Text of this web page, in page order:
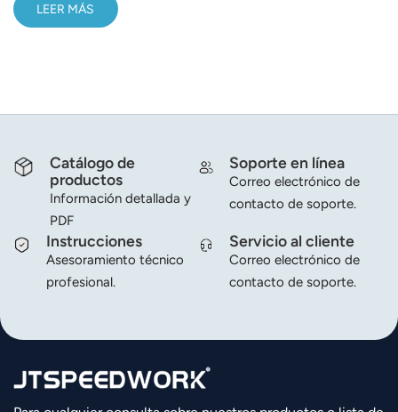
LEER MÁS
Catálogo de
productos
Información detallada y
PDF
Soporte en línea
Correo electrónico de
contacto de soporte.
Instrucciones
Asesoramiento técnico
profesional.
Servicio al cliente
Correo electrónico de
contacto de soporte.